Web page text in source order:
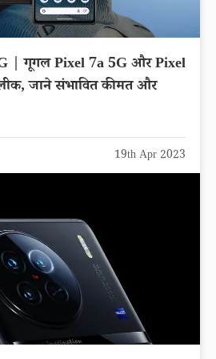
| गूगल Pixel 7a 5G और Pixel
जाने संभावित कीमत और
19th Apr 2023